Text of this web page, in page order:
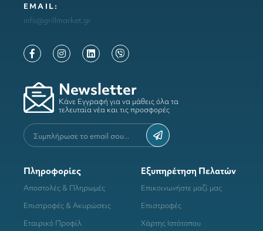
ΕΜΑΙL:
info@grillmarket.gr
Newsletter
Κάνε Εγγραφή για να μάθεις όλα τα
τελευταία νέα και τις προσφορές
Πληροφορίες
Αποστολές & Πληρωμές
Επιστροφές & Ακυρώσεις
Εταιρικό Προφίλ
Εξυπηρέτηση Πελατών
Επικοινωνήστε μαζί μας
Επιστροφές
Χάρτης Ιστότοπου